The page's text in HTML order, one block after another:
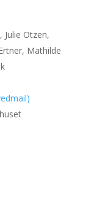
Otzen,
Mathilde